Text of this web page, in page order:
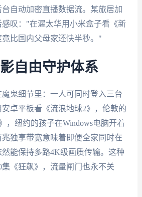
自动加密直播数据流。某旅居加
叹："在渥太华用小米盒子看《新
比国内父母家还快半秒。"
自由守护体系
鬼细节里：一人可同时登入三台
卓平板看《流浪地球2》，伦敦的
，纽约的孩子在Windows电脑开着
独享带宽意味着即便全家同时在
能保持多路4K级画质传输。这种
《狂飙》，流量闸门也永不关